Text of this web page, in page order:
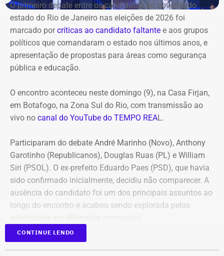
O primeiro debate entre os candidatos ao governo do
estado do Rio de Janeiro nas eleições de 2026 foi
marcado porcríticas ao candidato faltante e aos grupos
políticos que comandaram o estado nos últimos anos, e
apresentação de propostas para áreas como segurança
pública e educação.
O encontro aconteceu neste domingo (9), na Casa Firjan,
em Botafogo, na Zona Sul do Rio, com transmissão ao
vivo no canal do YouTube do TEMPO REAL.
Participaram do debate André Marinho (Novo), Anthony
Garotinho (Republicanos), Douglas Ruas (PL) e William
Siri (PSOL). O ex-prefeito Eduardo Paes (PSD), que havia
sido confirmado inicialmente, decidiu não comparecer. A
ausência do candidato foi um dos principais assuntos ao
longo do encontro e acabou sendo explorada pelos
O debate foi mediado pela jornalista Adriana Araújo e
CONTINUE LENDO